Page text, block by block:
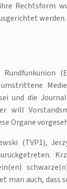
Rechtsform
werden.
und die
will
Organe
(TVP1),
auch, dass